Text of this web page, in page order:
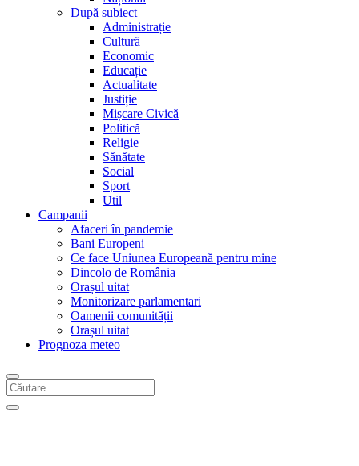
După subiect
Administrație
Cultură
Economic
Educație
Actualitate
Justiție
Mișcare Civică
Politică
Religie
Sănătate
Social
Sport
Util
Campanii
Afaceri în pandemie
Bani Europeni
Ce face Uniunea Europeană pentru mine
Dincolo de România
Orașul uitat
Monitorizare parlamentari
Oamenii comunității
Orașul uitat
Prognoza meteo